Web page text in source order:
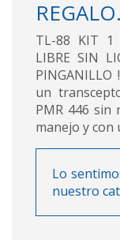
TL-88 KIT 1
LIBRE SIN
PINGANILLO
un
PMR 446 sin
manejo y con
Lo
nuestro